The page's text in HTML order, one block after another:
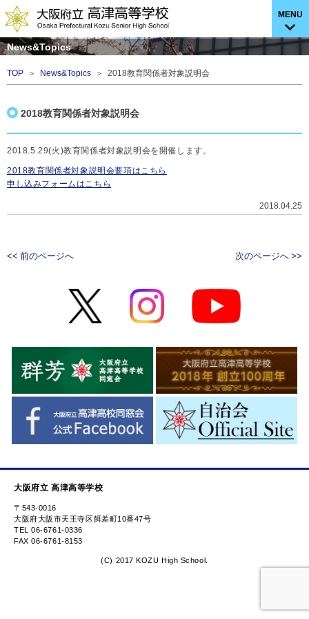
MENU
News&Topics
TOP ＞ News&Topics ＞ 2018教育関係者対象説明会
2018教育関係者対象説明会
2018.5.29(火)教育関係者対象説明会を開催します。
2018教育関係者対象説明会要項はこちら
申し込みフォームはこちら
2018.04.25
<< 前のページへ 次のページへ >>
大阪府立 高津高等学校
〒543-0016
大阪府大阪市天王寺区餌差町10番47号
TEL 06-6761-0336
FAX 06-6761-8153
(C) 2017 KOZU High School.